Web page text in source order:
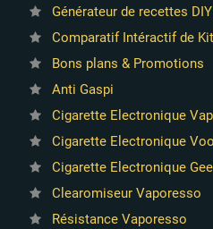
Générateur de recettes
Comparatif Intéractif de
Bons plans & Promotions
Anti Gaspi
Cigarette Electronique
Cigarette Electronique
Cigarette Electronique
Clearomiseur Vaporesso
Résistance Vaporesso